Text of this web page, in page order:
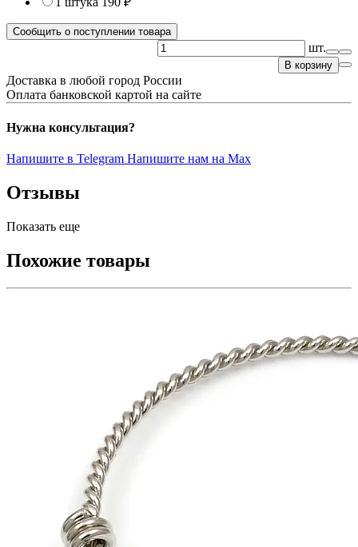
Сообщить о поступлении товара
шт.
В корзину
Доставка в любой город России
Оплата банковской картой на сайте
Нужна консультация?
Напишите в Telegram Напишите нам на Max
Отзывы
Показать еще
Похожие товары